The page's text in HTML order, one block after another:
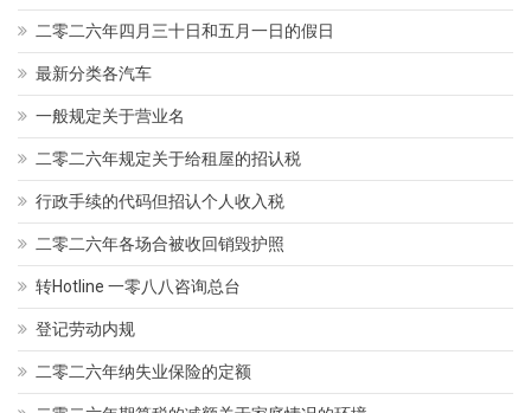
二零二六年四月三十日和五月一日的假日
最新分类各汽车
一般规定关于营业名
二零二六年规定关于给租屋的招认税
行政手续的代码但招认个人收入税
二零二六年各场合被收回销毁护照
转Hotline 一零八八咨询总台
登记劳动内规
二零二六年纳失业保险的定额